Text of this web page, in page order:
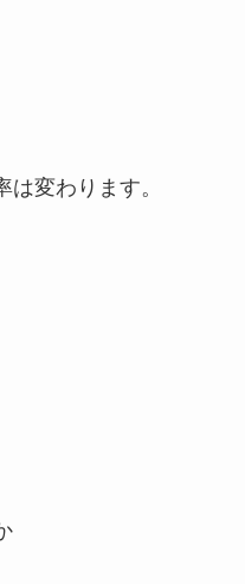
変わります。